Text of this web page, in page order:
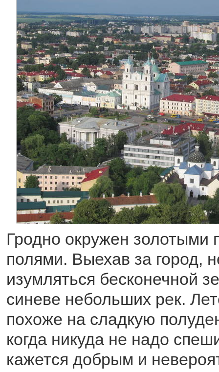
Гродно окружен
полями. Выехав за город,
изумляться бесконечной
синеве небольших рек.
похоже на сладкую
когда никуда не надо
кажется добрым и